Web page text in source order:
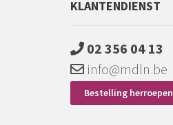
KLANTENDIENST
02 356 04 13
info@mdln.be
Bestelling herroepen